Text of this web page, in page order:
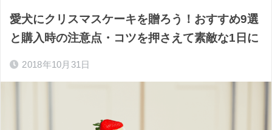
愛犬にクリスマスケーキを贈ろう！おすすめ9選
と購入時の注意点・コツを押さえて素敵な1日に
2018年10月31日